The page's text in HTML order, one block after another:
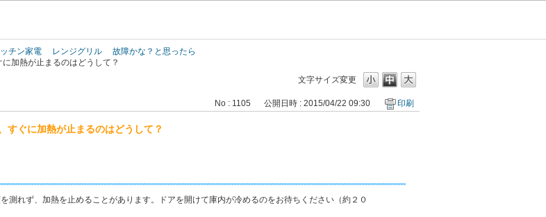
チン家電 レンジグリル
故障かな？と思ったら
加熱が止まるのはどうして？
文字サイズ変更
No : 1105 公開日時 : 2015/04/22 09:30 印刷
すぐに加熱が止まるのはどうして？
測れず、加熱を止めることがあります。ドアを開けて庫内が冷めるのをお待ちください（約２０